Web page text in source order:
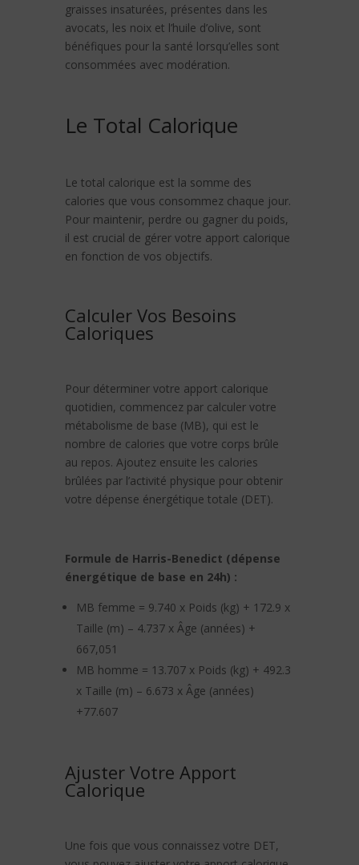
graisses insaturées, présentes dans les
avocats, les noix et l’huile d’olive, sont
bénéfiques pour la santé lorsqu’elles sont
consommées avec modération.
Le Total Calorique
Le total calorique est la somme des
calories que vous consommez chaque jour.
Pour maintenir, perdre ou gagner du poids,
il est crucial de gérer votre apport calorique
en fonction de vos objectifs.
Calculer Vos Besoins
Caloriques
Pour déterminer votre apport calorique
quotidien, commencez par calculer votre
métabolisme de base (MB), qui est le
nombre de calories que votre corps brûle
au repos. Ajoutez ensuite les calories
brûlées par l’activité physique pour obtenir
votre dépense énergétique totale (DET).
Formule de Harris-Benedict (dépense
énergétique de base en 24h) :
MB femme = 9.740 x Poids (kg) + 172.9 x
Taille (m) – 4.737 x Âge (années) +
667,051
MB homme = 13.707 x Poids (kg) + 492.3
x Taille (m) – 6.673 x Âge (années)
+77.607
Ajuster Votre Apport
Calorique
Une fois que vous connaissez votre DET,